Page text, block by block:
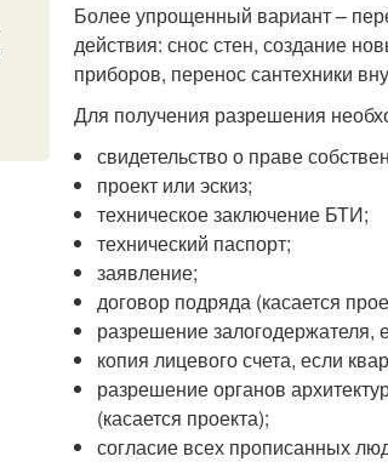
Более упрощенный вариант –
действия: снос стен, создание
приборов, перенос сантехники
Для получения разрешения
свидетельство о праве
проект или эскиз;
техническое заключение БТИ;
технический паспорт;
заявление;
договор подряда (касается
разрешение залогодержателя,
копия лицевого счета, если
разрешение органов
(касается проекта);
согласие всех прописанных